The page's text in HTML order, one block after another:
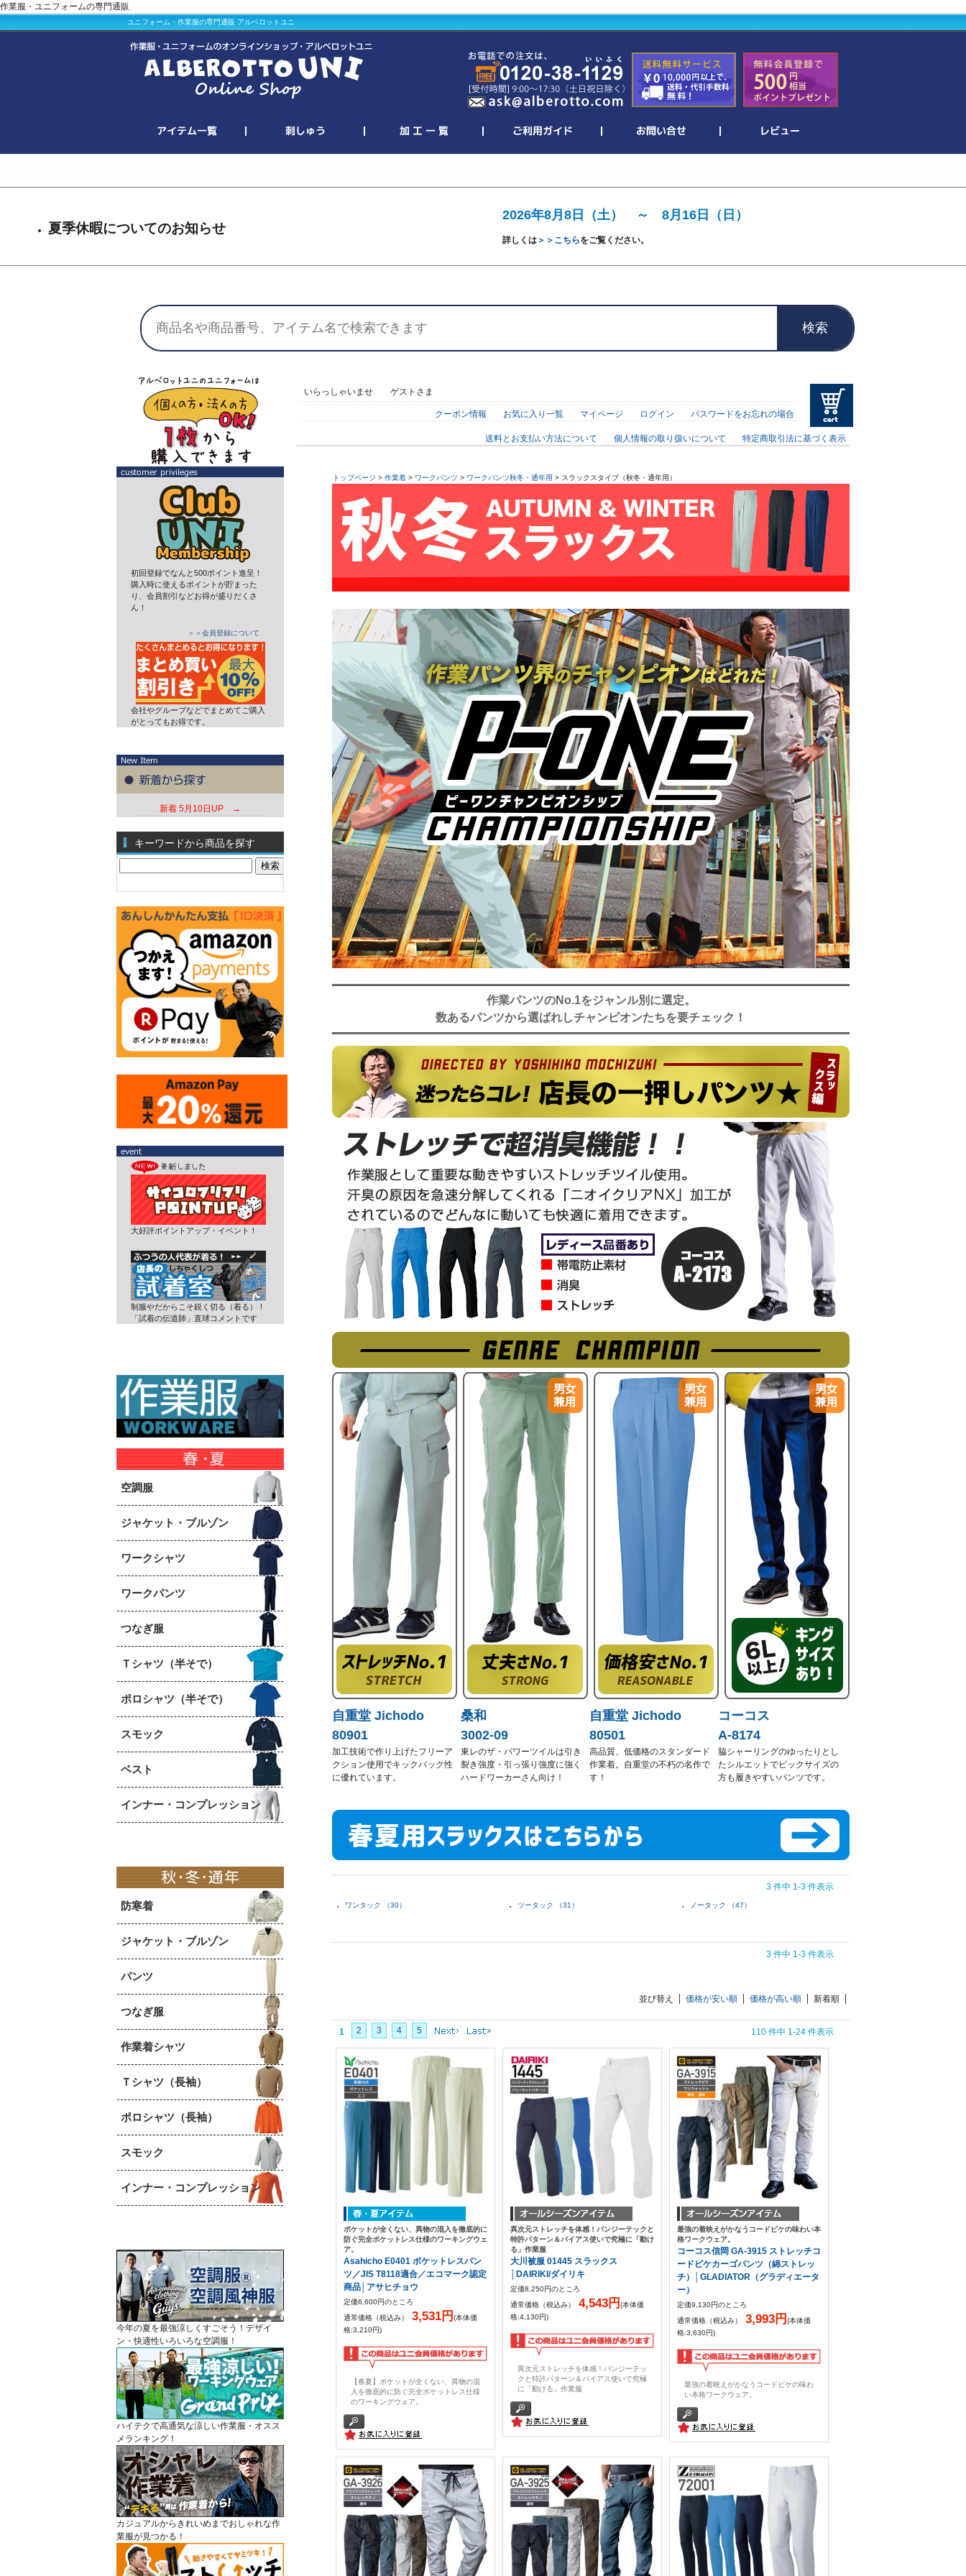
作業服・ユニフォームの専門通販
ユニフォーム・作業服の専門通販 アルベロットユニ
夏季休暇についてのお知らせ
2026年8月8日（土） ～ 8月16日（日）
詳しくは＞＞こちらをご覧ください。
検索
初回登録でなんと500ポイント進呈！
購入時に使えるポイントが貯まった
り、会員割引などお得が盛りだくさ
ん！
＞＞会員登録について
会社やグループなどでまとめてご購入
がとってもお得です。
新着 5月10日UP →
キーワードから商品を探す
大好評ポイントアップ・イベント！
制服やだからこそ鋭く切る（着る）！
「試着の伝道師」直球コメントです
空調服
ジャケット・ブルゾン
ワークシャツ
ワークパンツ
つなぎ服
Ｔシャツ（半そで）
ポロシャツ（半そで）
スモック
ベスト
インナー・コンプレッション
防寒着
ジャケット・ブルゾン
パンツ
つなぎ服
作業着シャツ
Ｔシャツ（長袖）
ポロシャツ（長袖）
スモック
インナー・コンプレッション
今年の夏を最強涼しくすごそう！デザイ
ン・快適性いろいろな空調服！
ハイテクで高通気な涼しい作業服・オスス
メランキング！
カジュアルからきれいめまでおしゃれな作
業服が見つかる！
いらっしゃいませ ゲストさま
クーポン情報 お気に入り一覧 マイページ ログイン パスワードをお忘れの場合
送料とお支払い方法について 個人情報の取り扱いについて 特定商取引法に基づく表示
トップページ > 作業着 > ワークパンツ > ワークパンツ秋冬・通年用 > スラックスタイプ（秋冬・通年用）
作業パンツのNo.1をジャンル別に選定。
数あるパンツから選ばれしチャンピオンたちを要チェック！
自重堂 Jichodo
80901
加工技術で作り上げたフリーア
クション使用でキックバック性
に優れています。
桑和
3002-09
東レのザ・パワーツイルは引き
裂き強度・引っ張り強度に強く
ハードワーカーさん向け！
自重堂 Jichodo
80501
高品質、低価格のスタンダード
作業着。自重堂の不朽の名作で
す！
コーコス
A-8174
脇シャーリングのゆったりとし
たシルエットでビックサイズの
方も履きやすいパンツです。
3 件中 1-3 件表示
・
ワンタック （30） ・ ツータック （31） ・ ノータック （47）
3 件中 1-3 件表示
並び替え 価格が安い順 価格が高い順 新着順
110 件中 1-24 件表示
1 2 3 4 5
ポケットが全くない、異物の混入を徹底的に
防ぐ完全ポケットレス仕様のワーキングウェ
ア。
Asahicho E0401 ポケットレスパン
ツ／JIS T8118適合／エコマーク認定
商品│アサヒチョウ
定価6,600円のところ
通常価格（税込み）
3,531円(本体価
格:3,210円)
【春夏】ポケットが全くない、異物の混
入を徹底的に防ぐ完全ポケットレス仕様
のワーキングウェア。
異次元ストレッチを体感！バンジーテックと
特許パターン＆バイアス使いで究極に「動け
る」作業服
大川被服 01445 スラックス
│DAIRIKI/ダイリキ
定価8,250円のところ
通常価格（税込み）
4,543円(本体価
格:4,130円)
異次元ストレッチを体感！バンジーテッ
クと特許パターン＆バイアス使いで究極
に「動ける」作業服
最強の着映えがかなうコードピケの味わい本
格ワークウェア。
コーコス信岡 GA-3915 ストレッチコ
ードピケカーゴパンツ（綿ストレッ
チ）│GLADIATOR（グラディエータ
ー）
定価9,130円のところ
通常価格（税込み）
3,993円(本体価
格:3,630円)
最強の着映えがかなうコードピケの味わ
い本格ワークウェア。